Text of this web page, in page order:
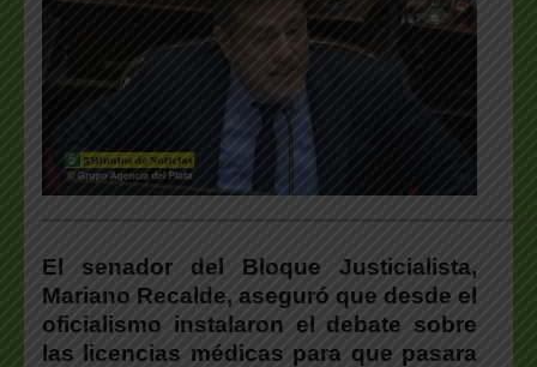
El senador del Bloque Justicialista,
Mariano Recalde, aseguró que desde el
oficialismo instalaron el debate sobre
las licencias médicas para que pasara